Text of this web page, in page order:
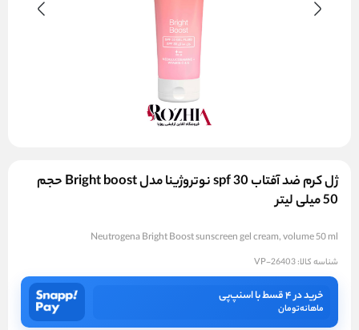
ژل کرم ضد آفتاب spf 30 نوتروژینا مدل Bright boost حجم
50 میلی لیتر
Neutrogena Bright Boost sunscreen gel cream, volume 50 ml
شناسه کالا:VP-26403
خرید در ۴ قسط با اسنپ‌پی
ماهانهتومان